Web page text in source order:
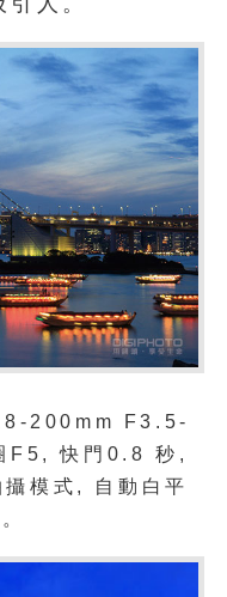
200mm F3.5-
F5, 快門0.8 秒,
模式, 自動白平